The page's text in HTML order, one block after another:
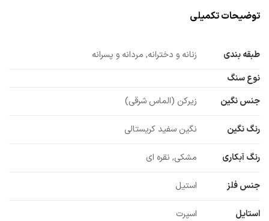
توضیحات تکمیلی
طبقه بندی
زنانه و دخترانه, مردانه و پسرانه
نوع سنگ
جنس نگین
زیرکن (الماس شرقی)
رنگ نگین نگین سفید کریستالی
رنگ آبکاری مشکی, نقره ای
جنس فلز استیل
استایل اسپرت